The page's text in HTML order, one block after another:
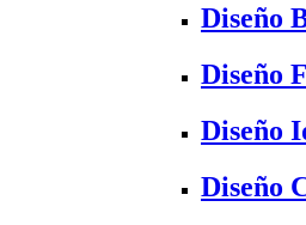
Diseño
Diseño
Diseño
Diseño